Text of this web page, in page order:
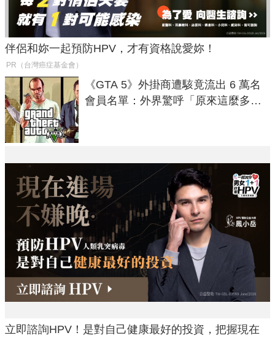
伴侶和妳一起預防HPV，才有資格說愛妳！
PR（台灣癌症基金會）
《GTA 5》外掛商遭駭竟流出 6 萬名
會員名單：外界驚呼「原來這麼多人
立即諮詢HPV！是對自己健康最好的投資，把握現在